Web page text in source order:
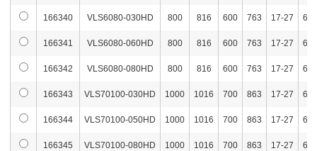
166340 VLS6080-030HD 800 816 600 763 17-27
166341 VLS6080-060HD 800 816 600 763 17-27
166342 VLS6080-080HD 800 816 600 763 17-27
166343 VLS70100-030HD 1000 1016 700 863 17-27
166344 VLS70100-050HD 1000 1016 700 863 17-27
166345 VLS70100-080HD 1000 1016 700 863 17-27